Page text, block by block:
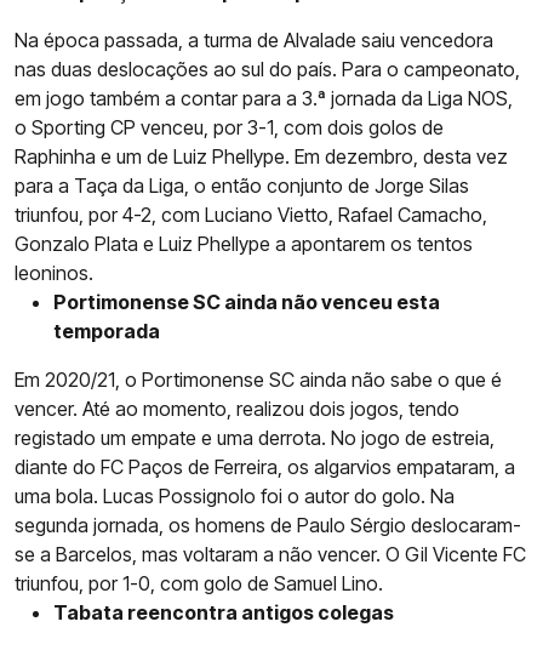
Na época passada, a turma de Alvalade saiu vencedora
nas duas deslocações ao sul do país. Para o campeonato,
em jogo também a contar para a 3.ª jornada da Liga NOS,
o Sporting CP venceu, por 3-1, com dois golos de
Raphinha e um de Luiz Phellype. Em dezembro, desta vez
para a Taça da Liga, o então conjunto de Jorge Silas
triunfou, por 4-2, com Luciano Vietto, Rafael Camacho,
Gonzalo Plata e Luiz Phellype a apontarem os tentos
leoninos.
Portimonense SC ainda não venceu esta
temporada
Em 2020/21, o Portimonense SC ainda não sabe o que é
vencer. Até ao momento, realizou dois jogos, tendo
registado um empate e uma derrota. No jogo de estreia,
diante do FC Paços de Ferreira, os algarvios empataram, a
uma bola. Lucas Possignolo foi o autor do golo. Na
segunda jornada, os homens de Paulo Sérgio deslocaram-
se a Barcelos, mas voltaram a não vencer. O Gil Vicente FC
triunfou, por 1-0, com golo de Samuel Lino.
Tabata reencontra antigos colegas